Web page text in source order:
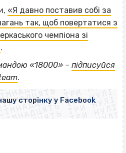
«Я давно поставив собі за
так, щоб повертатися з
чемпіона зі
.
«18000» – підписуйся
. ТРИ НУЛІ
ТРИ НУЛІ
ТРИ НУЛІ
ТРИ НУЛІ
ТРИ НУЛІ
ТРИ НУЛІ
ТРИ НУЛІ
ТРИ НУЛІ
сторінку у Facebook